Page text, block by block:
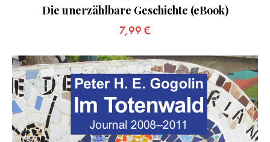
Die unerzählbare Geschichte (eBook)
7,99 €